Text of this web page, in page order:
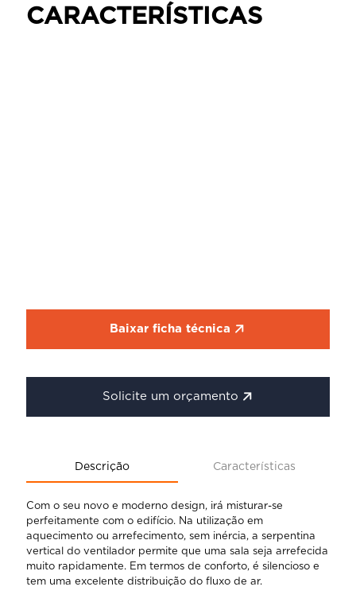
CARACTERÍSTICAS
Baixar ficha técnica
Solicite um orçamento
Descrição Características
Com o seu novo e moderno design, irá misturar-se
perfeitamente com o edifício. Na utilização em
aquecimento ou arrefecimento, sem inércia, a serpentina
vertical do ventilador permite que uma sala seja arrefecida
muito rapidamente. Em termos de conforto, é silencioso e
tem uma excelente distribuição do fluxo de ar.